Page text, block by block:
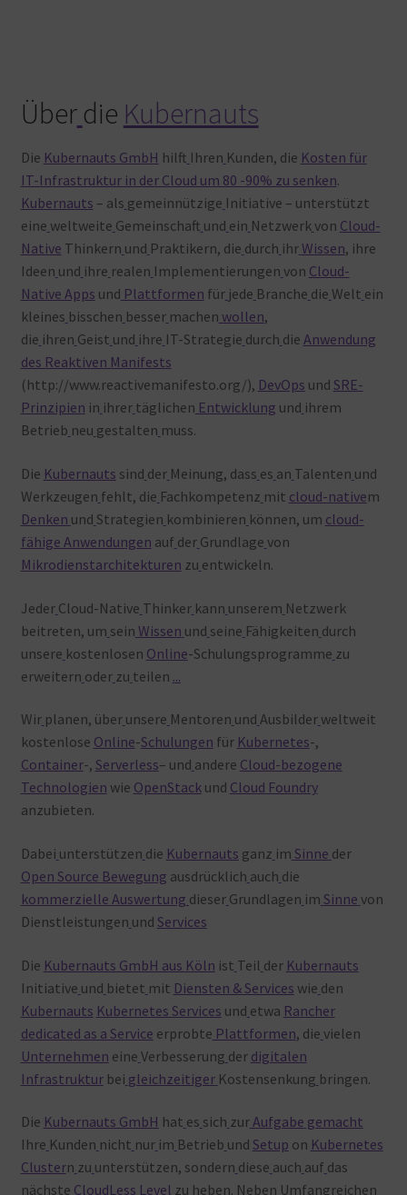
Über die Kubernauts
Die Kubernauts GmbH hilft Ihren Kunden, die Kosten für
IT-Infrastruktur in der Cloud um 80 -90% zu senken.
Kubernauts – als gemeinnützige Initiative – unterstützt
eine weltweite Gemeinschaft und ein Netzwerkvon Cloud-
Native Thinkern und Praktikern, die durch ihrWissen, ihre
Ideen und ihre realen Implementierungen von Cloud-
Native Apps und Plattformen für jede Branche die Welt ein
kleines bisschen besser machen wollen,
die ihren Geist und ihre IT-Strategie durch die Anwendung
des Reaktiven Manifests
(http://www.reactivemanifesto.org/), DevOps und SRE-
Prinzipien in ihrer täglichen Entwicklung und ihrem
Betrieb neu gestalten muss.
Die Kubernauts sind der Meinung, dass es an Talenten und
Werkzeugen fehlt, die Fachkompetenz mit cloud-nativem
Denken und Strategien kombinieren können, um cloud-
fähige Anwendungen auf der Grundlage von
Mikrodienstarchitekturen zu entwickeln.
Jeder Cloud-Native Thinker kann unserem Netzwerk
beitreten, um sein Wissen und seine Fähigkeiten durch
unsere kostenlosen Online-Schulungsprogramme zu
erweitern oder zu teilen ...
Wir planen, über unsere Mentoren und Ausbilder weltweit
kostenlose Online-Schulungen für Kubernetes-,
Container-, Serverless– und andere Cloud-bezogene
Technologien wie OpenStackund Cloud Foundry
anzubieten.
Dabei unterstützen die Kubernauts ganz im Sinne der
Open Source Bewegung ausdrücklich auch die
kommerzielle Auswertung dieser Grundlagen im Sinne von
Dienstleistungen und Services
Die Kubernauts GmbH aus Köln ist Teil der Kubernauts
Initiative und bietet mit Diensten & Services wie den
Kubernauts Kubernetes Services und etwa Rancher
dedicated as a Service erprobte Plattformen, die vielen
Unternehmen eine Verbesserung der digitalen
Infrastrukturbei gleichzeitiger Kostensenkung bringen.
Die Kubernauts GmbH hat es sich zurAufgabe gemacht
Ihre Kunden nicht nur im Betrieb und Setup on Kubernetes
Clustern zu unterstützen, sondern diese auch auf das
nächste CloudLess Level zu heben. Neben Umfangreichen